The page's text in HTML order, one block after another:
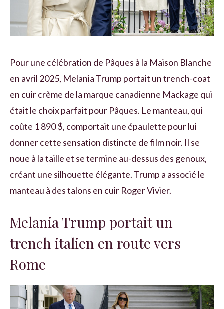
Pour une célébration de Pâques à la Maison Blanche
en avril 2025, Melania Trump portait un trench-coat
en cuir crème de la marque canadienne Mackage qui
était le choix parfait pour Pâques. Le manteau, qui
coûte 1 890 $, comportait une épaulette pour lui
donner cette sensation distincte de film noir. Il se
noue à la taille et se termine au-dessus des genoux,
créant une silhouette élégante. Trump a associé le
manteau à des talons en cuir Roger Vivier.
Melania Trump portait un
trench italien en route vers
Rome